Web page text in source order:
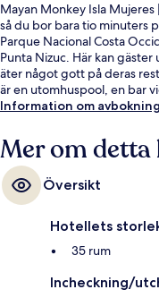
Mayan Monkey Isla
så du bor bara tio minuters
Parque Nacional Costa
Punta Nizuc. Här kan
äter något gott på deras
är en utomhuspool, en bar
Information om
Mer om detta
Översikt
Hotellets
35 rum
Incheckning/